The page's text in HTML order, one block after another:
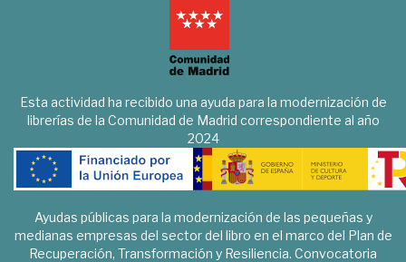
Esta actividad ha recibido una ayuda para la modernización de
librerías de la Comunidad de Madrid correspondiente al año
2024
Ayudas públicas para la modernización de las pequeñas y
medianas empresas del sector del libro en el marco del Plan de
Recuperación, Transformación y Resiliencia. Convocatoria